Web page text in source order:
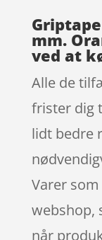
mm.
ved at
Alle de
frister dig
lidt bedre
Varer
webshop,
når